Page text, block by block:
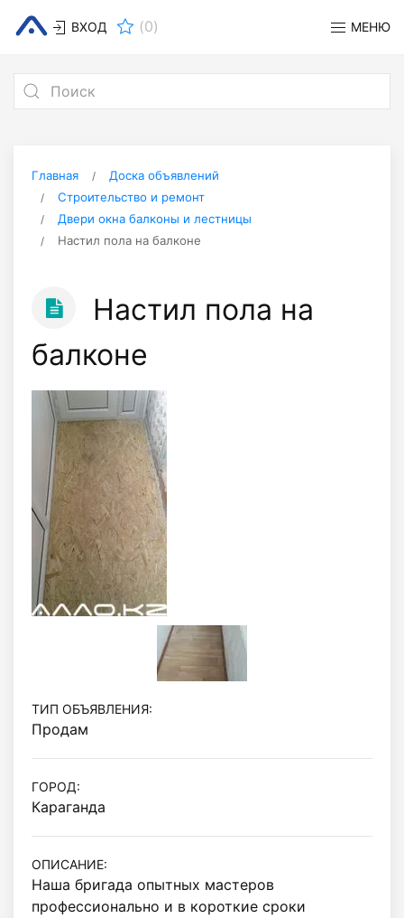
ВХОД (0) МЕНЮ
Главная
Доска объявлений
Строительство и ремонт
Двери окна балконы и лестницы
Настил пола на балконе
Настил пола на
балконе
ТИП ОБЪЯВЛЕНИЯ:
Продам
ГОРОД:
Караганда
ОПИСАНИЕ:
Наша бригада опытных мастеров
профессионально и в короткие сроки